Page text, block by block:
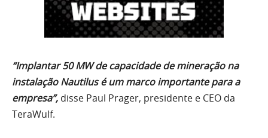
“Implantar 50 MW de capacidade de mineração na
instalação Nautilus é um marco importante para a
empresa”, disse Paul Prager, presidente e CEO da
TeraWulf.